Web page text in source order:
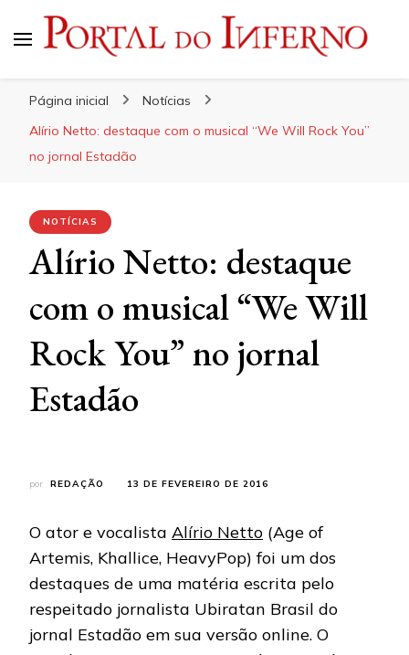
Página inicial
Notícias
Alírio Netto: destaque com o musical “We Will Rock You”
no jornal Estadão
NOTÍCIAS
Alírio Netto: destaque
com o musical “We Will
Rock You” no jornal
Estadão
por REDAÇÃO 13 DE FEVEREIRO DE 2016
O ator e vocalista Alírio Netto (Age of
Artemis, Khallice, HeavyPop) foi um dos
destaques de uma matéria escrita pelo
respeitado jornalista Ubiratan Brasil do
jornal Estadão em sua versão online. O